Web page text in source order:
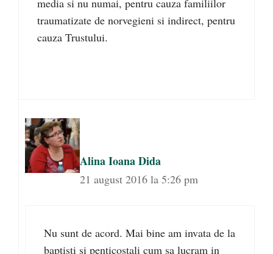
media si nu numai, pentru cauza familiilor
traumatizate de norvegieni si indirect, pentru
cauza Trustului.
Alina Ioana Dida
21 august 2016 la 5:26 pm
Nu sunt de acord. Mai bine am invata de la
baptisti si penticostali cum sa lucram in